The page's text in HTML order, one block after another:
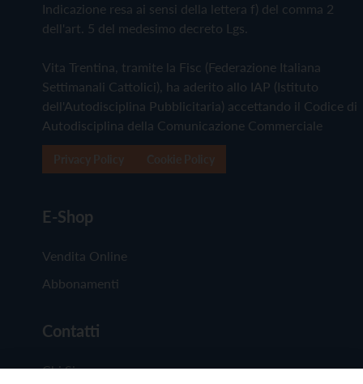
Indicazione resa ai sensi della lettera f) del comma 2
dell'art. 5 del medesimo decreto Lgs.
Vita Trentina, tramite la Fisc (Federazione Italiana
Settimanali Cattolici), ha aderito allo IAP (Istituto
dell'Autodisciplina Pubblicitaria) accettando il Codice di
Autodisciplina della Comunicazione Commerciale
E-Shop
Vendita Online
Abbonamenti
Contatti
Chi Siamo